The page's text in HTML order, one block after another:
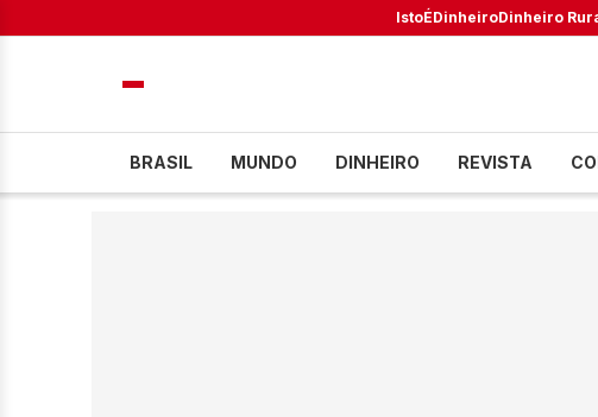
IstoÉDinheiroDinheiro
BRASIL MUNDO DINHEIRO REVISTA